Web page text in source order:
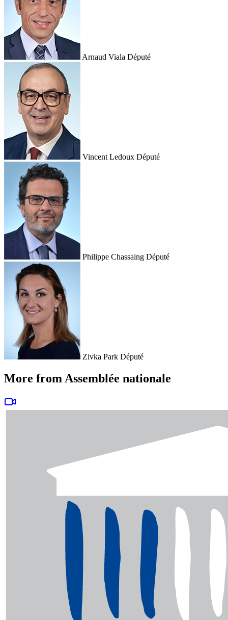
Arnaud Viala Député
Vincent Ledoux Député
Philippe Chassaing Député
Zivka Park Député
More from Assemblée nationale